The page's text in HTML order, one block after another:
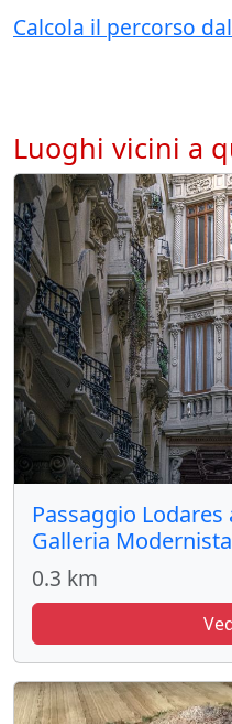
Calcola il percorso
Luoghi vicini a
Passaggio
Galleria
0.3 km